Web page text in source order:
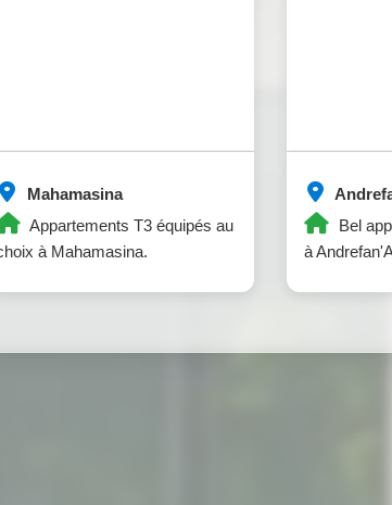
Mahamasina
Appartements T3 équipés au
à Mahamasina.
Bel
à